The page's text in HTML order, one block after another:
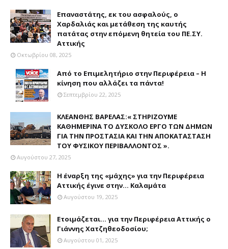
Επαναστάτης, εκ του ασφαλούς, ο
Χαρδαλιάς και μετάθεση της καυτής
πατάτας στην επόμενη θητεία του ΠΕ.ΣΥ.
Αττικής
Οκτωβρίου 08, 2025
Από το Επιμελητήριο στην Περιφέρεια – Η
κίνηση που αλλάζει τα πάντα!
Σεπτεμβρίου 22, 2025
ΚΛΕΑΝΘΗΣ ΒΑΡΕΛΑΣ:« ΣΤΗΡΙΖΟΥΜΕ
ΚΑΘΗΜΕΡΙΝΑ ΤΟ ΔΥΣΚΟΛΟ ΕΡΓΟ ΤΩΝ ΔΗΜΩΝ
ΓΙΑ ΤΗΝ ΠΡΟΣΤΑΣΙΑ ΚΑΙ ΤΗΝ ΑΠΟΚΑΤΑΣΤΑΣΗ
ΤΟΥ ΦΥΣΙΚΟΥ ΠΕΡΙΒΑΛΛΟΝΤΟΣ ».
Αυγούστου 27, 2025
Η έναρξη της «μάχης» για την Περιφέρεια
Αττικής έγινε στην... Καλαμάτα
Αυγούστου 19, 2025
Ετοιμάζεται... για την Περιφέρεια Αττικής ο
Γιάννης Χατζηθεοδοσίου;
Αυγούστου 01, 2025